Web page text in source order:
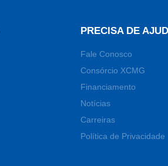
PRECISA DE
Fale Conosco
Consórcio XCMG
Financiamento
Notícias
Carreiras
Política de Privacidade